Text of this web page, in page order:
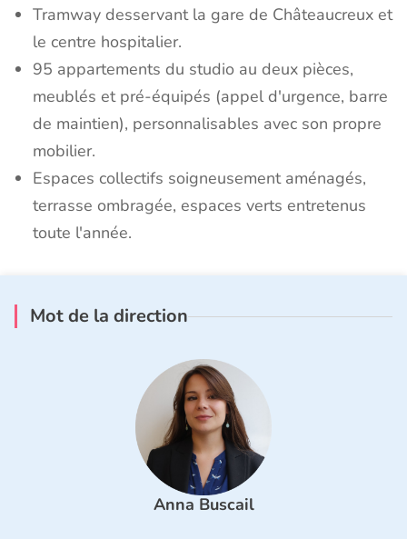
Tramway desservant la gare de Châteaucreux et
le centre hospitalier.
95 appartements du studio au deux pièces,
meublés et pré-équipés (appel d'urgence, barre
de maintien), personnalisables avec son propre
mobilier.
Espaces collectifs soigneusement aménagés,
terrasse ombragée, espaces verts entretenus
toute l'année.
Mot de la direction
Anna Buscail